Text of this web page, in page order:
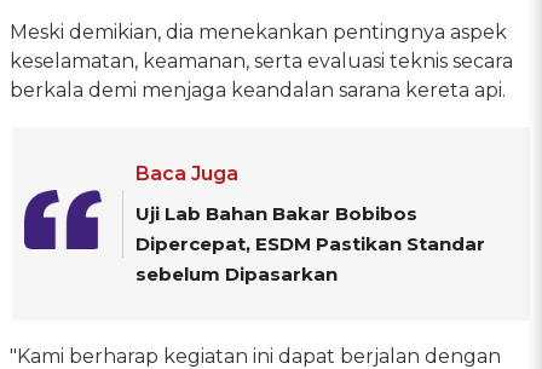
Meski demikian, dia menekankan pentingnya aspek
keselamatan, keamanan, serta evaluasi teknis secara
berkala demi menjaga keandalan sarana kereta api.
Baca Juga
Uji Lab Bahan Bakar Bobibos
Dipercepat, ESDM Pastikan Standar
sebelum Dipasarkan
"Kami berharap kegiatan ini dapat berjalan dengan